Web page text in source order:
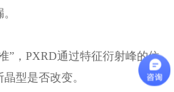
”，PXRD通过特征衍射峰的位
型是否改变。